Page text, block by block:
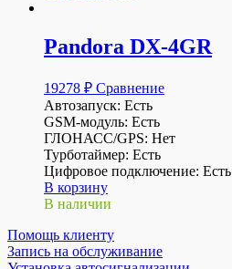
Pandora DX-4GR
19278 ₽ Сравнение
Автозапуск: Есть
GSM-модуль: Есть
ГЛОНАСС/GPS: Нет
Турботаймер: Есть
Цифровое подключение: Есть
В корзину
В наличии
Помощь клиенту
Запись на обслуживание